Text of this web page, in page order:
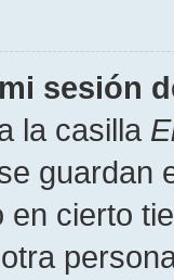
sesión
la casilla
guardan
en cierto